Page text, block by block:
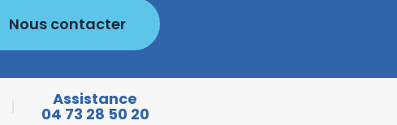
Nous contacter
Assistance
04 73 28 50 20